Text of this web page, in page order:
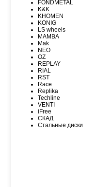
NOKIAN
NOKIAN NORDMAN
Nordman Nordman
ONYX
PACE
PIRELLI
PIRELLI Formula
ROADCRUZA
ROADKING
ROADMARCH
ROADSTONE
ROTALLA
SAILUN
SATOYA
SONIX
SUNFULL
TIGAR
TORERO
TORQUE
FONDMETAL
K&K
KHOMEN
KONIG
LS wheels
MAMBA
Mak
NEO
OZ
REPLAY
RIAL
RST
Race
Replika
Techline
VENTI
iFree
СКАД
Стальные диски